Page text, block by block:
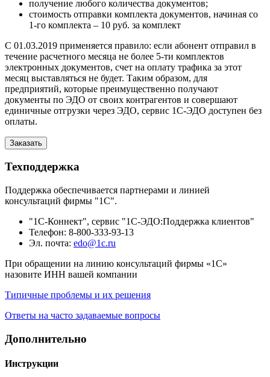
получение любого количества документов;
стоимость отправки комплекта документов, начиная со
1-го комплекта – 10 руб. за комплект
С 01.03.2019 применяется правило: если абонент отправил в
течение расчетного месяца не более 5-ти комплектов
электронных документов, счет на оплату трафика за этот
месяц выставляться не будет. Таким образом, для
предприятий, которые преимущественно получают
документы по ЭДО от своих контрагентов и совершают
единичные отгрузки через ЭДО, сервис 1С-ЭДО доступен без
оплаты.
Заказать
Техподдержка
Поддержка обеспечивается партнерами и линией
консультаций фирмы "1С".
"1С-Коннект", сервис "1С-ЭДО:Поддержка клиентов"
Телефон: 8-800-333-93-13
Эл. почта: edo@1c.ru
При обращении на линию консультаций фирмы «1С»
назовите ИНН вашей компании
Типичные проблемы и их решения
Ответы на часто задаваемые вопросы
Дополнительно
Инструкции